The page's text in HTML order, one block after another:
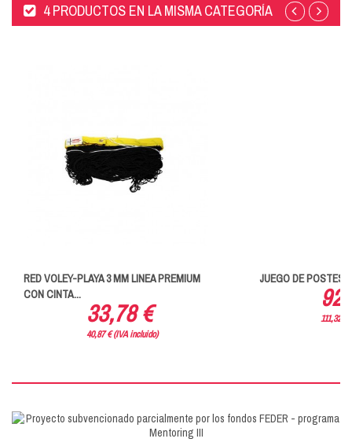
4 PRODUCTOS EN LA MISMA CATEGORÍA
RED VOLEY-PLAYA 3 MM LINEA PREMIUM
CON CINTA...
33,78 €
40,87 € (IVA incluido)
JUEGO DE POSTES
111,32 €